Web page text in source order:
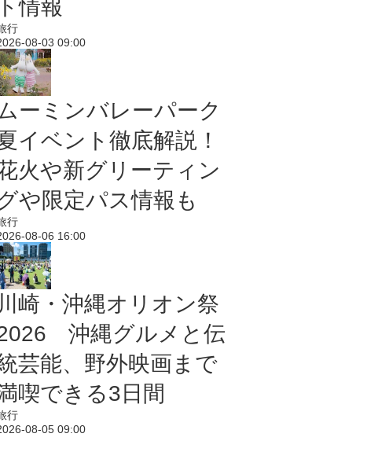
ト情報
行
08-03 09:00
ーミンバレーパーク
イベント徹底解説！
火や新グリーティン
や限定パス情報も
行
08-06 16:00
川崎・沖縄オリオン祭
沖縄グルメと伝
芸能、野外映画まで
喫できる3日間
行
08-05 09:00